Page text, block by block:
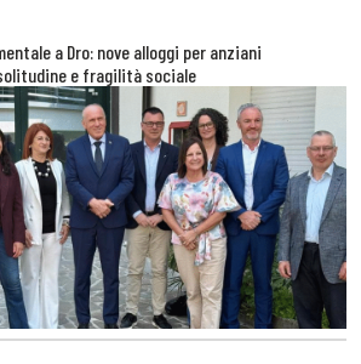
a Dro: nove alloggi per anziani
e fragilità sociale